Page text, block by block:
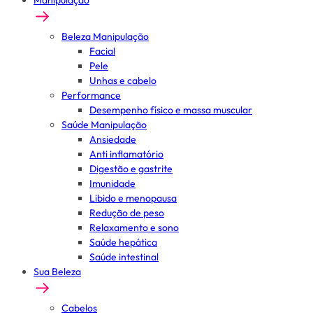
Beleza Manipulação
Facial
Pele
Unhas e cabelo
Performance
Desempenho físico e massa muscular
Saúde Manipulação
Ansiedade
Anti inflamatório
Digestão e gastrite
Imunidade
Libido e menopausa
Redução de peso
Relaxamento e sono
Saúde hepática
Saúde intestinal
Sua Beleza
Cabelos